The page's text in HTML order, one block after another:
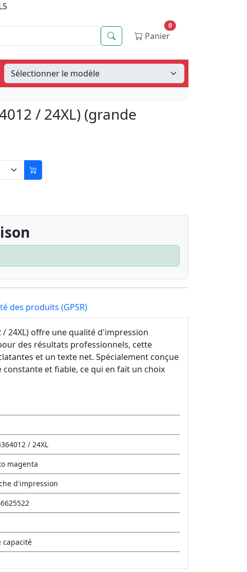
RecherchePanier
0
/ 24XL) (grande
des produits (GPSR)
24XL) offre une qualité d'impression
des résultats professionnels, cette
et un texte net. Spécialement conçue
et fiable, ce qui en fait un choix
/ 24XL
magenta
d'impression
capacité